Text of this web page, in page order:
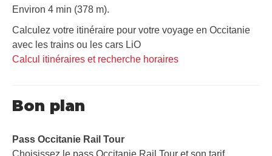
Environ 4 min (378 m).
Calculez votre itinéraire pour votre voyage en Occitanie
avec les trains ou les cars LiO
Calcul itinéraires et recherche horaires
Bon plan
Pass Occitanie Rail Tour​
Choisissez le pass Occitanie Rail Tour et son tarif